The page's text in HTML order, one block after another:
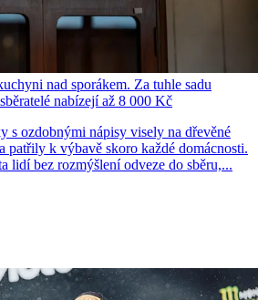
nad sporákem. Za tuhle sadu
nabízejí až 8 000 Kč
s ozdobnými nápisy visely na dřevěné
patřily k výbavě skoro každé domácnosti.
lidí bez rozmýšlení odveze do sběru,...